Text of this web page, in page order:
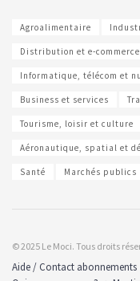
Agroalimentaire
Distribution et e-commerce
Informatique, télécom et
Business et services
Tourisme, loisir et culture
Aéronautique, spatial et
Santé Marchés publics
© 2025 Le Moci. Tous droits
Aide / Contact abonnements